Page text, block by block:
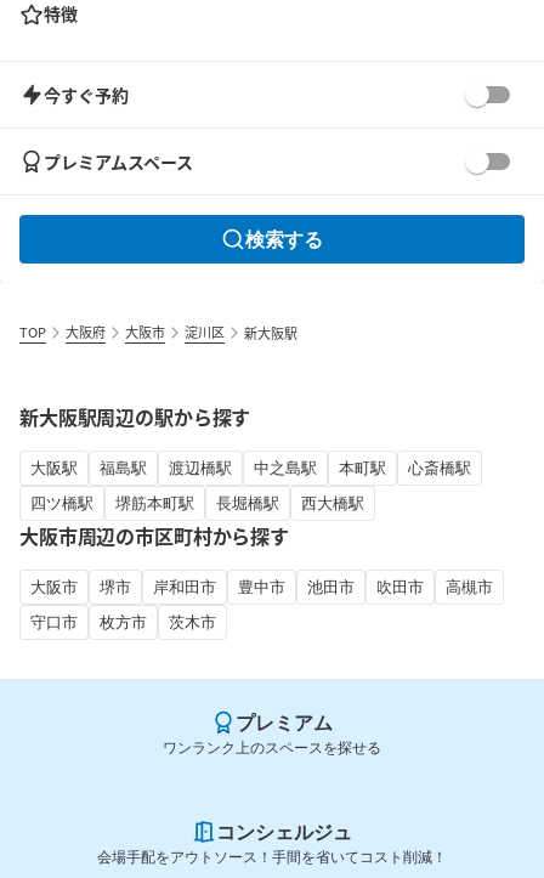
特徴
今すぐ予約
プレミアムスペース
検索する
TOP 大阪府 大阪市 淀川区 新大阪駅
新大阪駅周辺の駅から探す
大阪駅 福島駅 渡辺橋駅 中之島駅 本町駅
心斎橋駅
四ツ橋駅
堺筋本町駅 長堀橋駅 西大橋駅
大阪市周辺の市区町村から探す
大阪市 堺市 岸和田市 豊中市 池田市 吹田市
高槻市
守口市
枚方市 茨木市
プレミアム
ワンランク上のスペースを探せる
コンシェルジュ
会場手配をアウトソース！手間を省いてコスト削減！